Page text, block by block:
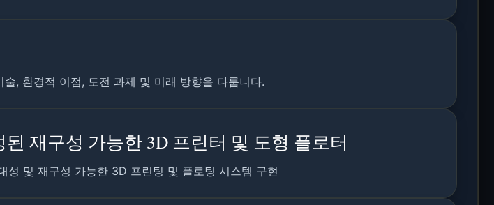
, 환경적 이점, 도전 과제 및 미래 방향을 다룹니다.
재구성 가능한 3D 프린터 및 도형 플로터
성 및 재구성 가능한 3D 프린팅 및 플로팅 시스템 구현